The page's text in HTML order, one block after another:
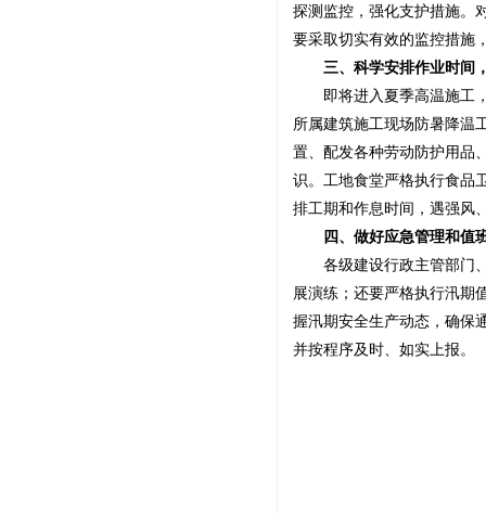
探测监控，强化支护措施。
要采取切实有效的监控措施
三、科学安排作业时间
即将进入夏季高温施工，
所属建筑施工现场防暑降温
置、配发各种劳动防护用品
识。工地食堂严格执行食品
排工期和作息时间，遇强风
四、做好应急管理和值
各级建设行政主管部门、
展演练；还要严格执行汛期
握汛期安全生产动态，确保
并按程序及时、如实上报。